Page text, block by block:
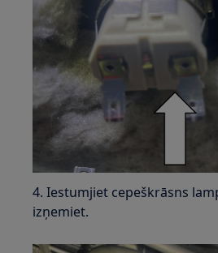
4. Iestumjiet cepeškrāsns
izņemiet.